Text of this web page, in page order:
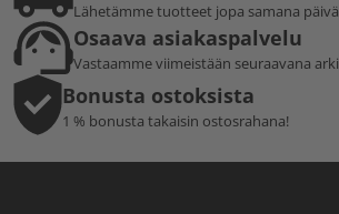
Lähetämme tuotteet jopa samana
Osaava asiakaspalvelu
Vastaamme viimeistään seuraavana
Bonusta ostoksista
1 % bonusta takaisin ostosrahana!